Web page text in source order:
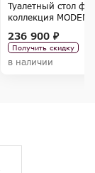
Туалетный стол
коллекция MODENA
236 900 ₽
Получить скидку
в наличии